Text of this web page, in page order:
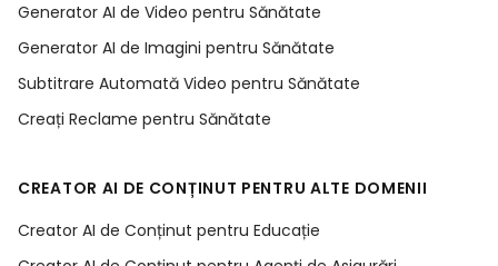
Generator AI de Video pentru Sănătate
Generator AI de Imagini pentru Sănătate
Subtitrare Automată Video pentru Sănătate
Creați Reclame pentru Sănătate
CREATOR AI DE CONȚINUT PENTRU ALTE DOMENII
Creator AI de Conținut pentru Educație